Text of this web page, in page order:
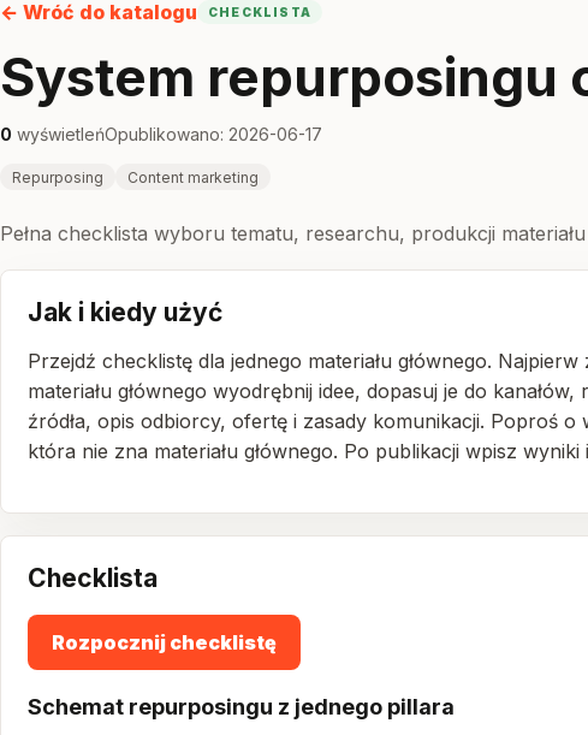
← Wróć do katalogu CHECKLISTA
System repurposingu
0 wyświetleńOpublikowano: 2026-06-17
Repurposing Content marketing
Pełna checklista wyboru tematu, researchu, produkcji
Jak i kiedy użyć
Przejdź checklistę dla jednego materiału głównego.
materiału głównego wyodrębnij idee, dopasuj je do
źródła, opis odbiorcy, ofertę i zasady komunikacji. Poproś
która nie zna materiału głównego. Po publikacji wpisz
Checklista
Rozpocznij checklistę
Schemat repurposingu z jednego pillara